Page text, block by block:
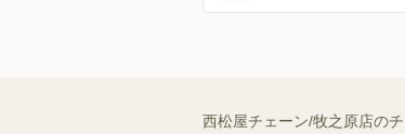
西松屋チェーン/牧之原店の